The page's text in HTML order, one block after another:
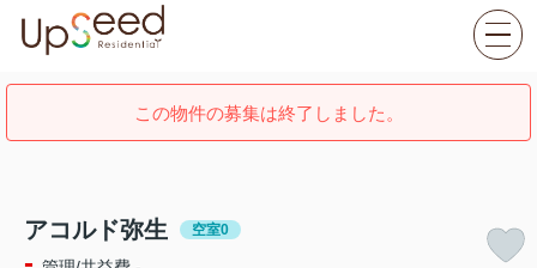
この物件の募集は終了しました。
アコルド弥生 空室0